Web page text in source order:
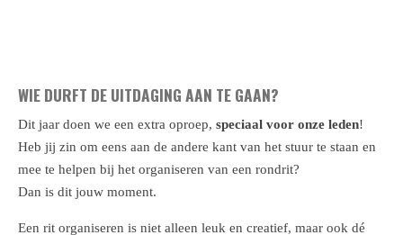
WIE DURFT DE UITDAGING AAN TE GAAN?
Dit jaar doen we een extra oproep, speciaal voor onze leden!
Heb jij zin om eens aan de andere kant van het stuur te staan en
mee te helpen bij het organiseren van een rondrit?
Dan is dit jouw moment.
Een rit organiseren is niet alleen leuk en creatief, maar ook dé